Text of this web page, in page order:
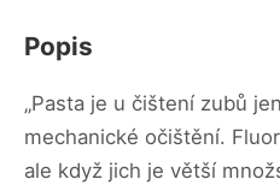
Popis
„Pasta je u čištení zubů
mechanické očištění.
ale když jich je větší